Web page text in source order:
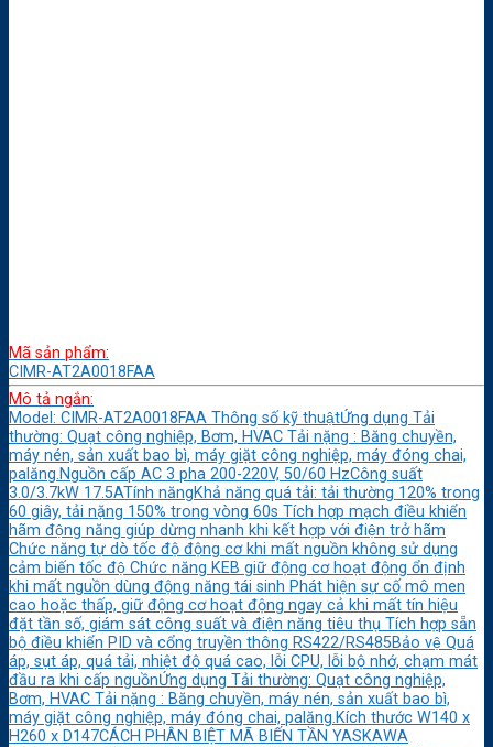
Mã sản phẩm:
CIMR-AT2A0018FAA
Mô tả ngắn:
Model: CIMR-AT2A0018FAA Thông số kỹ thuậtỨng dụng Tải
thường: Quạt công nghiệp, Bơm, HVAC Tải nặng : Băng chuyền,
máy nén, sản xuất bao bì, máy giặt công nghiệp, máy đóng chai,
palăng.Nguồn cấp AC 3 pha 200-220V, 50/60 HzCông suất
3.0/3.7kW 17.5ATính năngKhả năng quá tải: tải thường 120% trong
60 giây, tải nặng 150% trong vòng 60s Tích hợp mạch điều khiển
hãm động năng giúp dừng nhanh khi kết hợp với điện trở hãm
Chức năng tự dò tốc độ động cơ khi mất nguồn không sử dụng
cảm biến tốc độ Chức năng KEB giữ động cơ hoạt động ổn định
khi mất nguồn dùng động năng tái sinh Phát hiện sự cố mô men
cao hoặc thấp, giữ động cơ hoạt động ngay cả khi mất tín hiệu
đặt tần số, giám sát công suất và điện năng tiêu thụ Tích hợp sẵn
bộ điều khiển PID và cổng truyền thông RS422/RS485Bảo vệ Quá
áp, sụt áp, quá tải, nhiệt độ quá cao, lỗi CPU, lỗi bộ nhớ, chạm mát
đầu ra khi cấp nguồnỨng dụng Tải thường: Quạt công nghiệp,
Bơm, HVAC Tải nặng : Băng chuyền, máy nén, sản xuất bao bì,
máy giặt công nghiệp, máy đóng chai, palăng.Kích thước W140 x
H260 x D147CÁCH PHÂN BIỆT MÃ BIẾN TẦN YASKAWA